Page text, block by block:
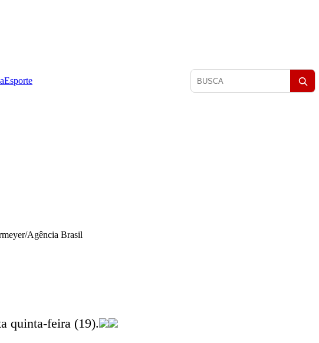
Esporte
Pesquisar
matérias
Agência Brasil
quinta-feira (19).